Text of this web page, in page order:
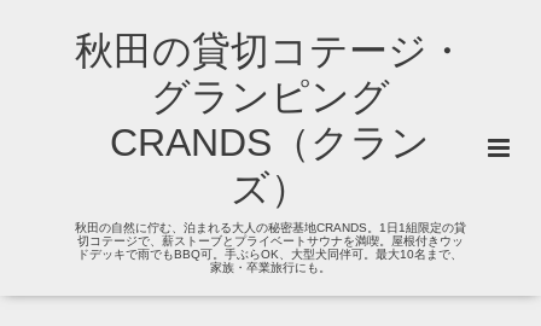
秋田の貸切コテージ・
グランピング
CRANDS（クラン
ズ）
秋田の自然に佇む、泊まれる大人の秘密基地CRANDS。1日1組限定の貸
切コテージで、薪ストーブとプライベートサウナを満喫。屋根付きウッ
ドデッキで雨でもBBQ可。手ぶらOK、大型犬同伴可。最大10名まで、
家族・卒業旅行にも。